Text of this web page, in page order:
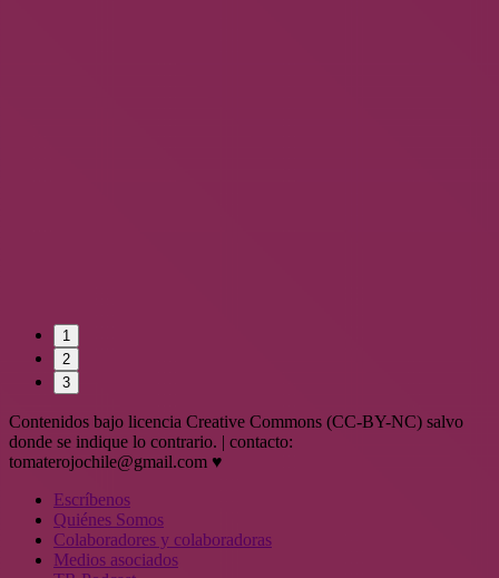
1
2
3
Contenidos bajo licencia Creative Commons (CC-BY-NC) salvo
donde se indique lo contrario. | contacto:
tomaterojochile@gmail.com ♥
Escríbenos
Quiénes Somos
Colaboradores y colaboradoras
Medios asociados